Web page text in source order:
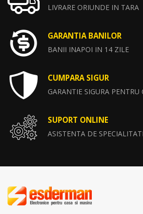
LIVRARE ORIUNDE IN TARA
GARANTIA BANILOR
BANII INAPOI IN 14 ZILE
CUMPARA SIGUR
GARANTIE SIGURA PENTRU
SUPORT ONLINE
ASISTENTA DE